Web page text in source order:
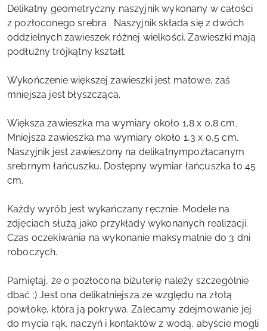
Delikatny geometryczny naszyjnik wykonany w całości
z pozłoconego srebra . Naszyjnik składa się z dwóch
oddzielnych zawieszek różnej wielkości. Zawieszki mają
podłużny trójkątny kształt.
Wykończenie większej zawieszki jest matowe, zaś
mniejsza jest błyszcząca.
Większa zawieszka ma wymiary około 1,8 x 0,8 cm.
Mniejsza zawieszka ma wymiary około 1,3 x 0,5 cm.
Naszyjnik jest zawieszony na delikatnympozłacanym
srebrnym łańcuszku. Dostępny wymiar łańcuszka to 45
cm.
Każdy wyrób jest wykańczany ręcznie. Modele na
zdjęciach służą jako przykłady wykonanych realizacji.
Czas oczekiwania na wykonanie maksymalnie do 3 dni
roboczych.
Pamiętaj, że o pozłocona biżuterię należy szczególnie
dbać :) Jest ona delikatniejsza ze względu na złotą
powłokę, która ją pokrywa. Zalecamy zdejmowanie jej
do mycia rąk, naczyń i kontaktów z wodą, abyście mogli